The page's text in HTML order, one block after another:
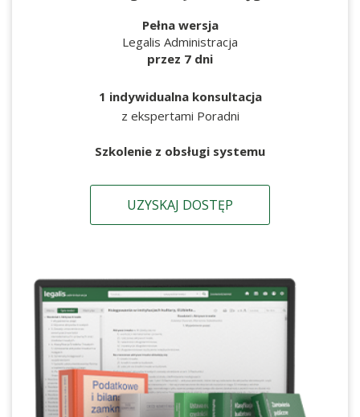
Pełna wersja
Legalis Administracja
przez 7 dni
1 indywidualna konsultacja
z ekspertami Poradni
Szkolenie z obsługi systemu
UZYSKAJ DOSTĘP